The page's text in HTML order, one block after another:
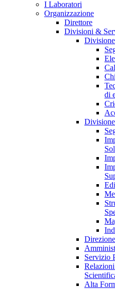
I Laboratori
Organizzazione
Direttore
Divisioni &
di
Direzione
Servizio
Alta